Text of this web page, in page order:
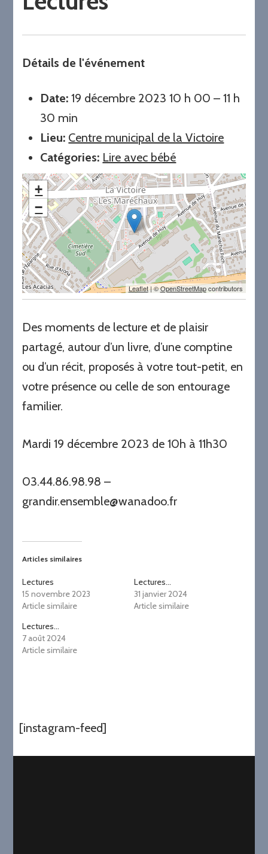
Détails de l'événement
Date: 19 décembre 2023 10 h 00 –11 h
30 min
Lieu: Centre municipal de la Victoire
Catégories: Lire avec bébé
+
−
Leaflet| ©OpenStreetMapcontributors
Des moments de lecture et de plaisir
partagé, autour d’un livre, d’une comptine
ou d’un récit, proposés à votre tout-petit, en
votre présence ou celle de son entourage
familier.
Mardi 19 décembre 2023 de 10h à 11h30
03.44.86.98.98 –
grandir.ensemble@wanadoo.fr
Articles similaires
Lectures
15 novembre 2023
Article similaire
Lectures…
31 janvier 2024
Article similaire
Lectures…
7 août 2024
Article similaire
[instagram-feed]